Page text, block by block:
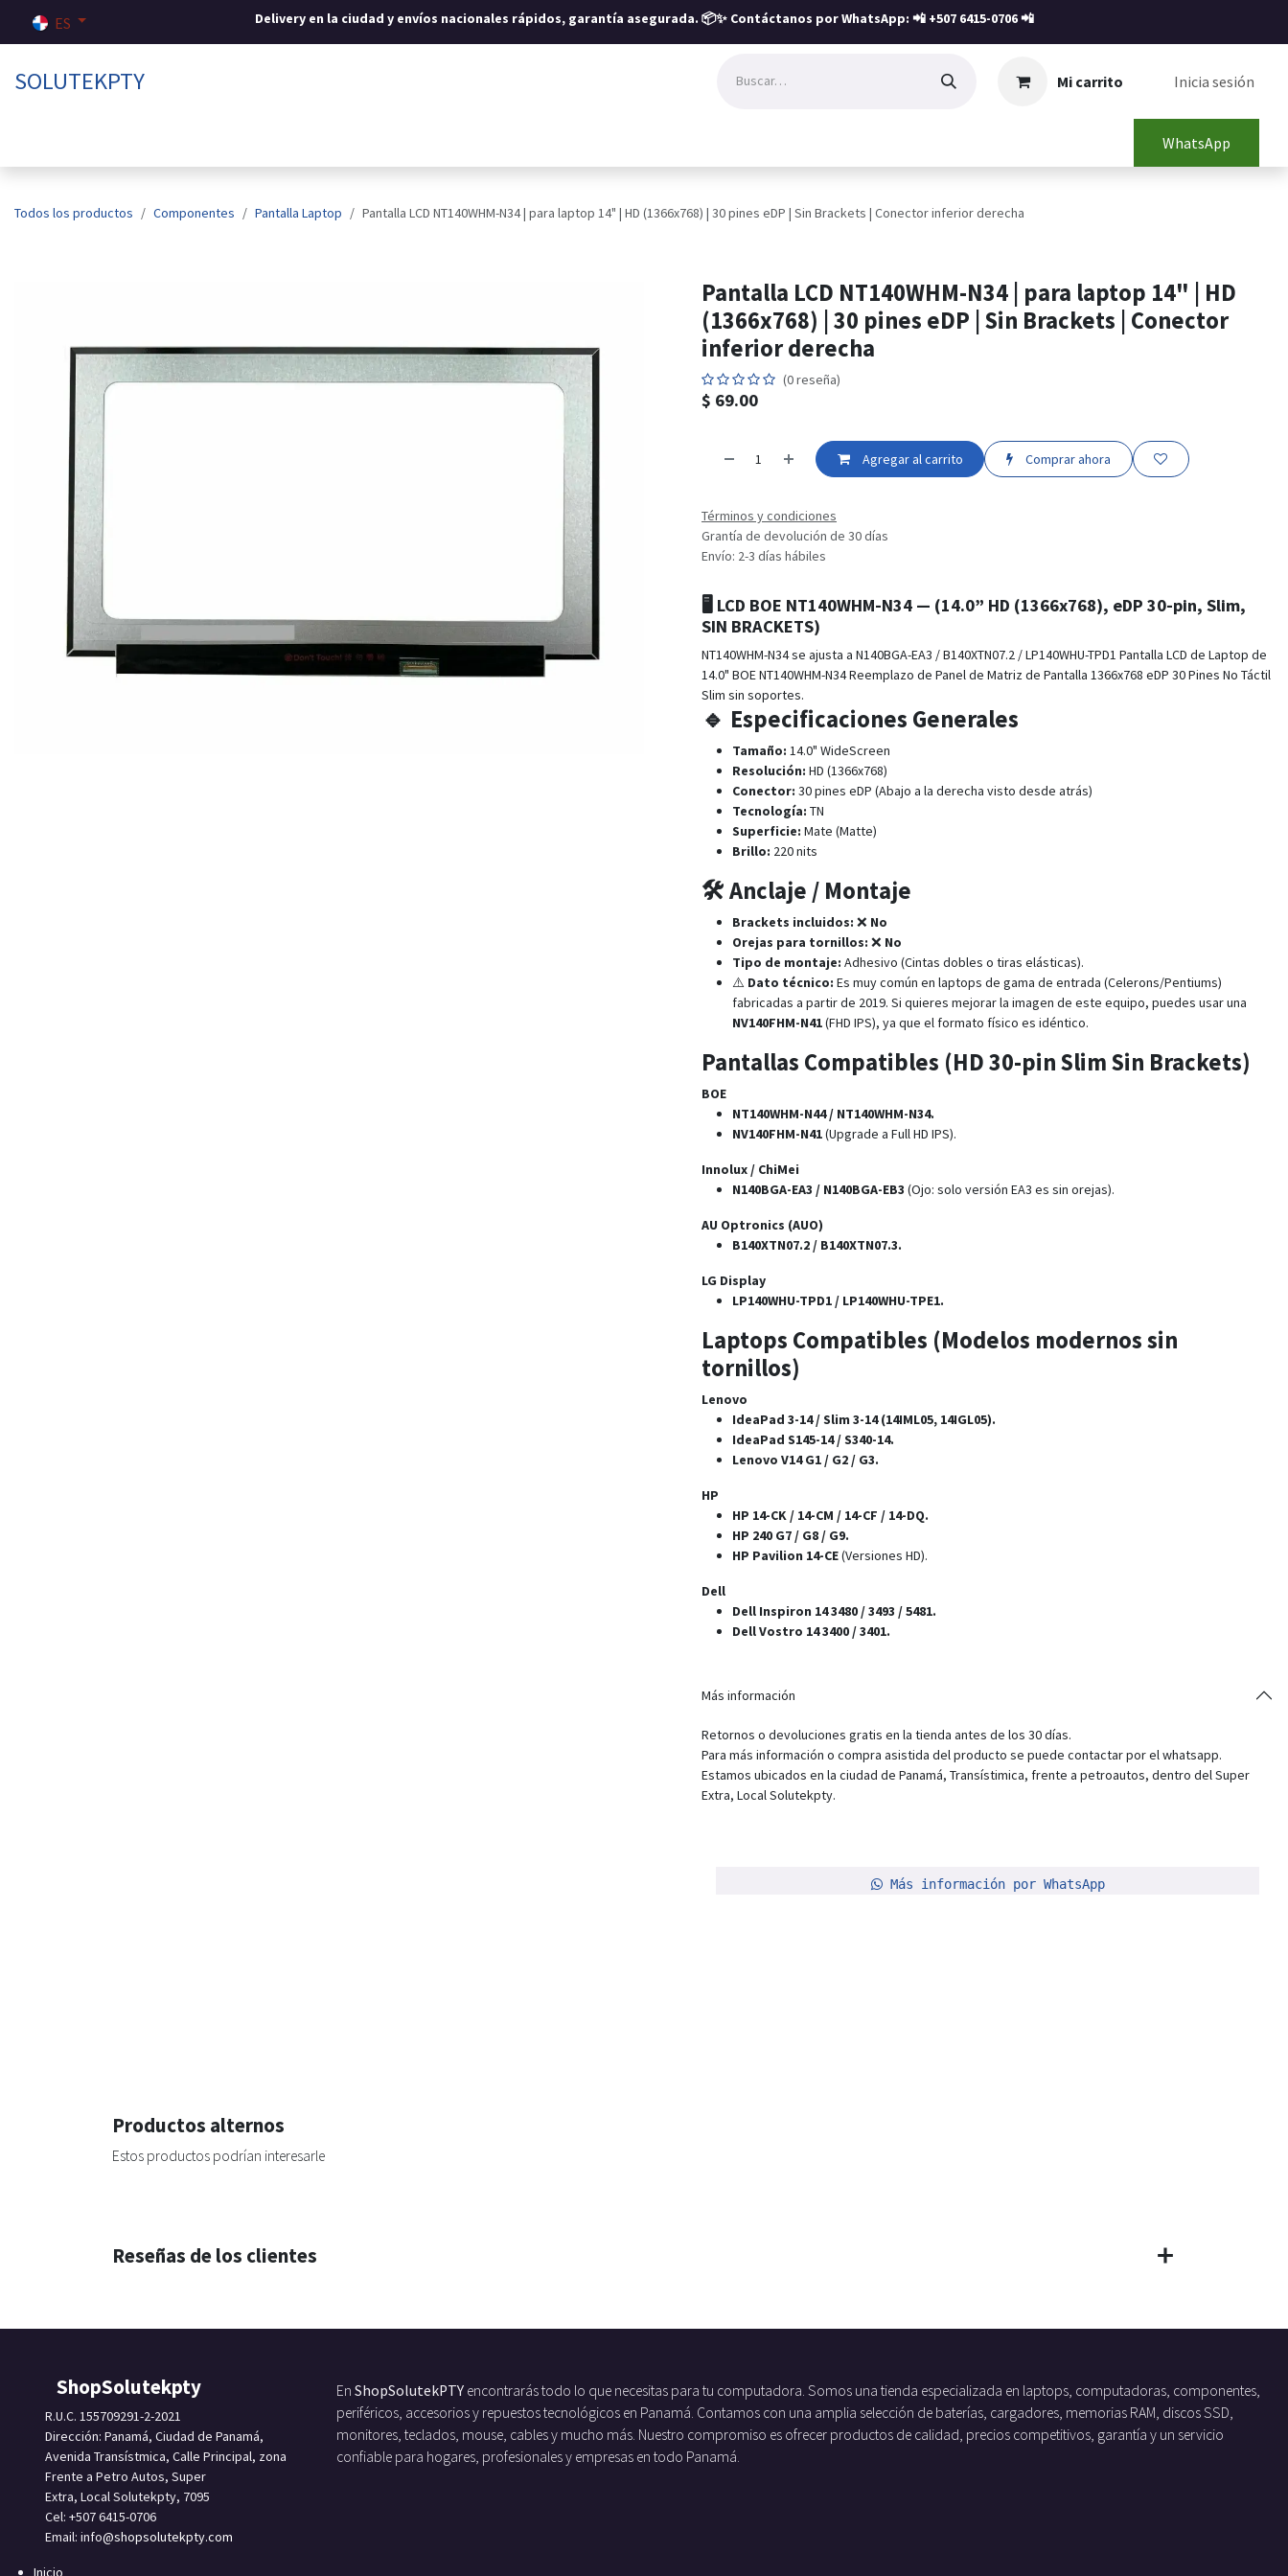
ES Delivery en la ciudad y envíos nacionales rápidos, garantía asegurada. 📦✨ Contáctanos por WhatsApp: 📲 +507 6415-0706📲
SOLUTEKPTY Mi carrito Inicia sesión
WhatsApp
Todos los productos Componentes Pantalla Laptop Pantalla LCD NT140WHM-N34 | para laptop 14" | HD (1366x768) | 30 pines eDP | Sin Brackets | Conector inferior derecha
Pantalla LCD NT140WHM-N34 | para laptop 14" | HD
(1366x768) | 30 pines eDP | Sin Brackets | Conector
inferior derecha
(0 reseña)
$ 69.00
Agregar al carrito Comprar ahora
Términos y condiciones
Grantía de devolución de 30 días
Envío: 2-3 días hábiles
🖥️ LCD BOE NT140WHM-N34 — (14.0” HD (1366x768), eDP 30-pin, Slim,
SIN BRACKETS)
NT140WHM-N34 se ajusta a N140BGA-EA3 / B140XTN07.2 / LP140WHU-TPD1 Pantalla LCD de Laptop de
14.0" BOE NT140WHM-N34 Reemplazo de Panel de Matriz de Pantalla 1366x768 eDP 30 Pines No Táctil
Slim sin soportes.
🔹 Especificaciones Generales
Tamaño: 14.0" WideScreen
Resolución: HD (1366x768)
Conector: 30 pines eDP (Abajo a la derecha visto desde atrás)
Tecnología: TN
Superficie: Mate (Matte)
Brillo: 220 nits
🛠️ Anclaje / Montaje
Brackets incluidos: ❌ No
Orejas para tornillos: ❌ No
Tipo de montaje: Adhesivo (Cintas dobles o tiras elásticas).
⚠️ Dato técnico: Es muy común en laptops de gama de entrada (Celerons/Pentiums)
fabricadas a partir de 2019. Si quieres mejorar la imagen de este equipo, puedes usar una
NV140FHM-N41(FHD IPS), ya que el formato físico es idéntico.
Pantallas Compatibles (HD 30-pin Slim Sin Brackets)
BOE
NT140WHM-N44 / NT140WHM-N34.
NV140FHM-N41(Upgrade a Full HD IPS).
Innolux / ChiMei
N140BGA-EA3 / N140BGA-EB3 (Ojo: solo versión EA3 es sin orejas).
AU Optronics (AUO)
B140XTN07.2 / B140XTN07.3.
LG Display
LP140WHU-TPD1 / LP140WHU-TPE1.
Laptops Compatibles (Modelos modernos sin
tornillos)
Lenovo
IdeaPad 3-14 / Slim 3-14 (14IML05, 14IGL05).
IdeaPad S145-14 / S340-14.
Lenovo V14 G1 / G2 / G3.
HP
HP 14-CK / 14-CM / 14-CF / 14-DQ.
HP 240 G7 / G8 / G9.
HP Pavilion 14-CE(Versiones HD).
Dell
Dell Inspiron 14 3480 / 3493 / 5481.
Dell Vostro 14 3400 / 3401.
Más información
Retornos o devoluciones gratis en la tienda antes de los 30 días.
Para más información o compra asistida del producto se puede contactar por el whatsapp.
Estamos ubicados en la ciudad de Panamá, Transístimica, frente a petroautos, dentro del Super
Extra, Local Solutekpty.
Más información por WhatsApp
Productos alternos
Estos productos podrían interesarle
Reseñas de los clientes
ShopSolutekpty
R.U.C. 155709291-2-2021
Dirección: Panamá, Ciudad de Panamá,
Avenida Transístmica, Calle Principal, zona
Frente a Petro Autos, Super
Extra, Local Solutekpty, 7095
Cel: +507 6415-0706
Email: info@shopsolutekpty.com
En ShopSolutekPTY encontrarás todo lo que necesitas para tu computadora. Somos una tienda especializada en laptops, computadoras, componentes,
periféricos, accesorios y repuestos tecnológicos en Panamá. Contamos con una amplia selección de baterías, cargadores, memorias RAM, discos SSD,
monitores, teclados, mouse, cables y mucho más. Nuestro compromiso es ofrecer productos de calidad, precios competitivos, garantía y un servicio
confiable para hogares, profesionales y empresas en todo Panamá.
Inicio